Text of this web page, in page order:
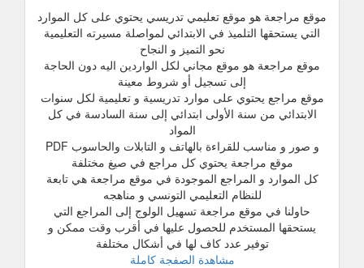
موقع مراجعة هو موقع تعليمي تدريسي يحتوي على كل الموارد
التي يستحقها التلميذ في الابتدائي لمواصلة مسيرته التعليمية
نحو التميز و النجاح
موقع مراجعة هو موقع مجاني لكل الواردين اليه دون الحاجة
إلى تسجيل أو شروط معينة
موقع مراجع يحتوي على موارد تدريسية و تعليمية لكل سنوات
الابتدائي من سنة الأولى ابتدائي إلى سنة السادسة في كل
المواد
و صور و مناسب للقراءة بالهاتف و التابلات والحاسوب PDF
موقع مراجعة يحتوي كل مراجع في صيغ مختلفة
كل الموارد و المراجع الموجودة في موقع مراجعة هي تابعة
للنظام التعليمي التونسي و مناهجه
حاولنا في موقع مراجعة تسهيل الولوج إلى المراجع التي
يستحقها المستخدم للحصول عليها في أقرب وقت ممكن و
توفير عدد كاف لها في أشكال مختلفة
مشاهدة الصفجة كاملة